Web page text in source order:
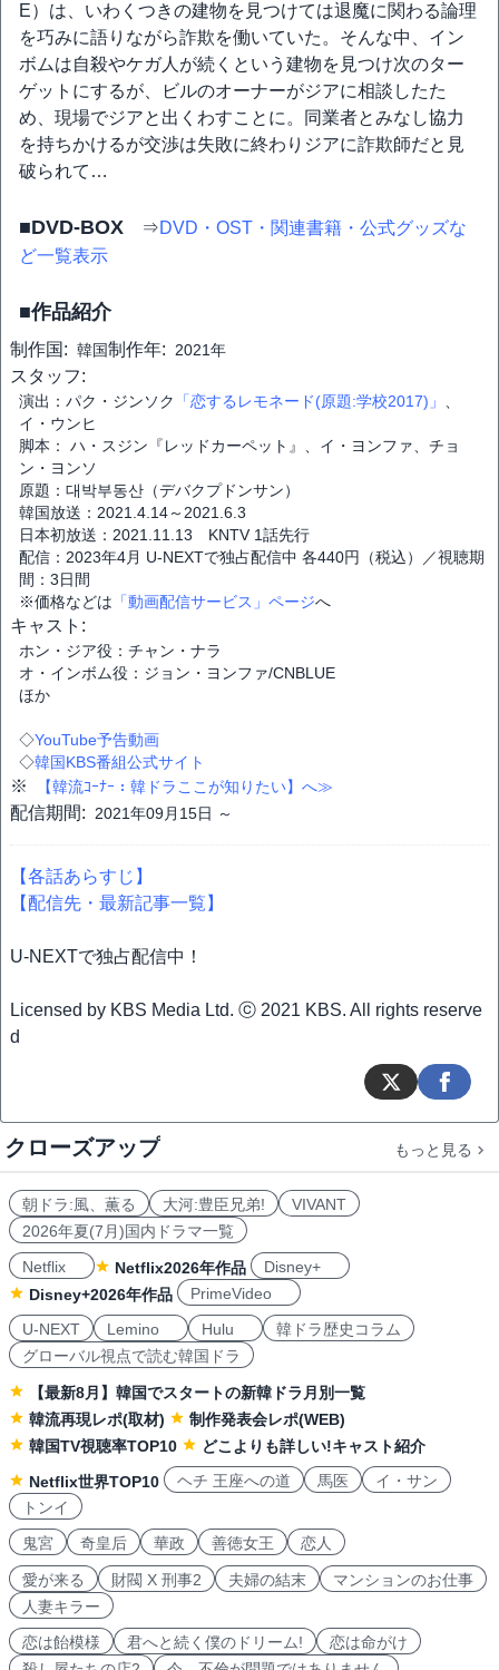
E）は、いわくつきの建物を見つけては退魔に関わる論理
を巧みに語りながら詐欺を働いていた。そんな中、イン
ボムは自殺やケガ人が続くという建物を見つけ次のター
ゲットにするが、ビルのオーナーがジアに相談したた
め、現場でジアと出くわすことに。同業者とみなし協力
を持ちかけるが交渉は失敗に終わりジアに詐欺師だと見
破られて…
■DVD-BOX ⇒DVD・OST・関連書籍・公式グッズな
ど一覧表示
■作品紹介
制作国: 韓国制作年: 2021年
スタッフ:
演出：パク・ジンソク 「恋するレモネード(原題:学校2017)」
イ・ウンヒ
脚本： ハ・スジン『レッドカーペット』、イ・ヨンファ、チョ
ン・ヨンソ
原題：대박부동산（デバクプドンサン）
韓国放送：2021.4.14～2021.6.3
日本初放送：2021.11.13 KNTV 1話先行
配信：2023年4月 U-NEXTで独占配信中 各440円（税込）／視聴期
間：3日間
※価格などは 「動画配信サービス」ページへ
キャスト:
ホン・ジア役：チャン・ナラ
オ・インボム役：ジョン・ヨンファ/CNBLUE
ほか
◇YouTube予告動画
◇韓国KBS番組公式サイト
※ 【韓流ｺｰﾅｰ：韓ドラここが知りたい】へ≫
配信期間: 2021年09月15日 ～
【各話あらすじ】
【配信先・最新記事一覧】
U-NEXTで独占配信中！
Licensed by KBS Media Ltd. ⓒ 2021 KBS. All rights reserve
d
クローズアップ もっと見る
朝ドラ:風、薫る 大河:豊臣兄弟!
VIVANT
2026年夏(7月)国内ドラマ一覧
Netflix
Netflix2026年作品
Disney+
Disney+2026年作品
PrimeVideo
U-NEXT
Lemino Hulu
韓ドラ歴史コラム
グローバル視点で読む韓国ドラ
【最新8月】韓国でスタートの新韓ドラ月別一覧
韓流再現レポ(取材)
制作発表会レポ(WEB)
韓国TV視聴率TOP10
どこよりも詳しい!キャスト紹介
Netflix世界TOP10
ヘチ 王座への道 馬医
イ・サン
トンイ
鬼宮
奇皇后 華政 善徳女王 恋人
愛が来る 財閥 X 刑事2 夫婦の結末
マンションのお仕事
人妻キラー
恋は飴模様
君へと続く僕のドリーム!
恋は命がけ